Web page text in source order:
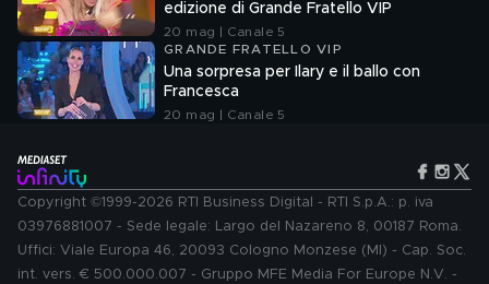
edizione di Grande Fratello VIP
20 mag | Canale 5
GRANDE FRATELLO VIP
Una sorpresa per Ilary e il ballo con
Francesca
20 mag | Canale 5
Copyright ©1999-2026 RTI Business Digital - RTI S.p.A.: p. iva
03976881007 - Sede legale: Largo del Nazareno 8, 00187 Roma.
Uffici: Viale Europa 46, 20093 Cologno Monzese (MI) - Cap. Soc.
int. vers. € 500.000.007 - Gruppo MFE Media For Europe N.V. -